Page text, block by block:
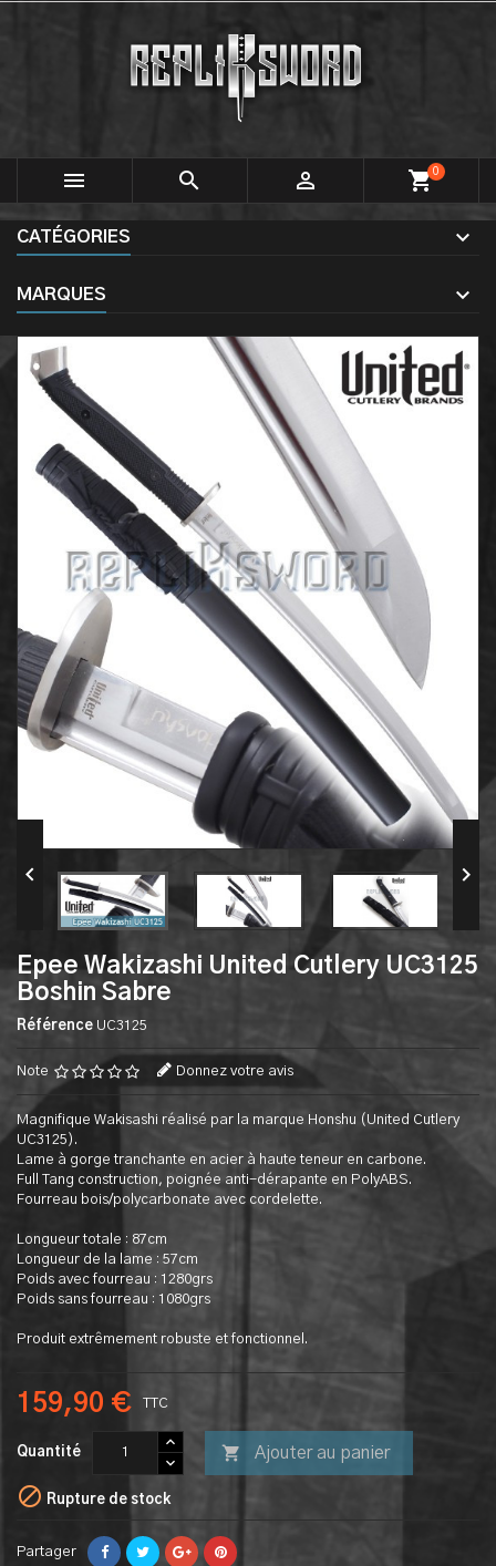
   shopping_cart0
CATÉGORIES
MARQUES
 
Epee Wakizashi United Cutlery UC3125
Boshin Sabre
Référence UC3125
Note Donnez votre avis
Magnifique Wakisashi réalisé par la marque Honshu (United Cutlery
UC3125).
Lame à gorge tranchante en acier à haute teneur en carbone.
Full Tang construction, poignée anti-dérapante en PolyABS.
Fourreau bois/polycarbonate avec cordelette.
Longueur totale : 87cm
Longueur de la lame : 57cm
Poids avec fourreau : 1280grs
Poids sans fourreau : 1080grs
Produit extrêmement robuste et fonctionnel.
159,90 € TTC
Quantité  Ajouter au panier
 Rupture de stock
Partager